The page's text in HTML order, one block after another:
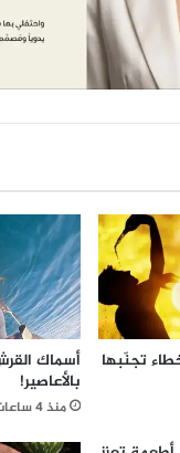
الحر… 5 أخطاء تجنّبها
أسماك
بالأعاصير!
منذ 4 ساعات